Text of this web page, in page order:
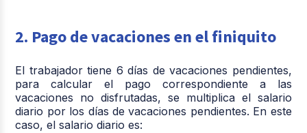
2. Pago de vacaciones en el finiquito
El trabajador tiene 6 días de vacaciones pendientes,
para calcular el pago correspondiente a las
vacaciones no disfrutadas, se multiplica el salario
diario por los días de vacaciones pendientes. En este
caso, el salario diario es: